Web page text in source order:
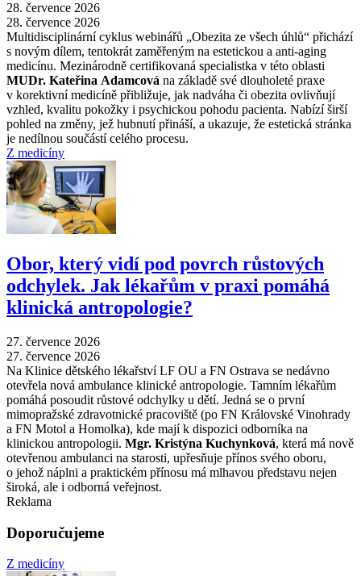
28. července 2026
28. července 2026
Multidisciplinární cyklus webinářů „Obezita ze všech úhlů“ přichází
s novým dílem, tentokrát zaměřeným na estetickou a anti-aging
medicínu. Mezinárodně certifikovaná specialistka v této oblasti
MUDr. Kateřina Adamcová na základě své dlouholeté praxe
v korektivní medicíně přibližuje, jak nadváha či obezita ovlivňují
vzhled, kvalitu pokožky i psychickou pohodu pacienta. Nabízí širší
pohled na změny, jež hubnutí přináší, a ukazuje, že estetická stránka
je nedílnou součástí celého procesu.
Z medicíny
Obor, který vidí pod povrch růstových
odchylek. Jak lékařům v praxi pomáhá
klinická antropologie?
27. července 2026
27. července 2026
Na Klinice dětského lékařství LF OU a FN Ostrava se nedávno
otevřela nová ambulance klinické antropologie. Tamním lékařům
pomáhá posoudit růstové odchylky u dětí. Jedná se o první
mimopražské zdravotnické pracoviště (po FN Královské Vinohrady
a FN Motol a Homolka), kde mají k dispozici odborníka na
klinickou antropologii. Mgr. Kristýna Kuchynková, která má nově
otevřenou ambulanci na starosti, upřesňuje přínos svého oboru,
o jehož náplni a praktickém přínosu má mlhavou představu nejen
široká, ale i odborná veřejnost.
Reklama
Doporučujeme
Z medicíny